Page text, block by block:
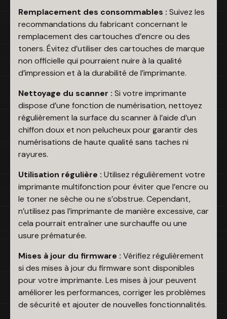
Remplacement des consommables : Suivez les
recommandations du fabricant concernant le
remplacement des cartouches d’encre ou des
toners. Évitez d’utiliser des cartouches de marque
non officielle qui pourraient nuire à la qualité
d’impression et à la durabilité de l’imprimante.
Nettoyage du scanner : Si votre imprimante
dispose d’une fonction de numérisation, nettoyez
régulièrement la surface du scanner à l’aide d’un
chiffon doux et non pelucheux pour garantir des
numérisations de haute qualité sans taches ni
rayures.
Utilisation régulière : Utilisez régulièrement votre
imprimante multifonction pour éviter que l’encre ou
le toner ne sèche ou ne s’obstrue. Cependant,
n’utilisez pas l’imprimante de manière excessive, car
cela pourrait entraîner une surchauffe ou une
usure prématurée.
Mises à jour du firmware : Vérifiez régulièrement
si des mises à jour du firmware sont disponibles
pour votre imprimante. Les mises à jour peuvent
améliorer les performances, corriger les problèmes
de sécurité et ajouter de nouvelles fonctionnalités.